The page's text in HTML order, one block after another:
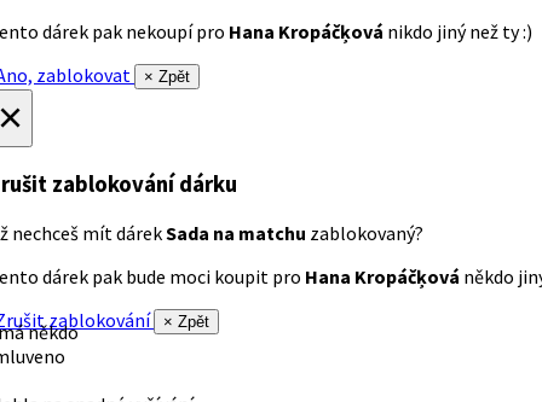
dárek pak nekoupí pro Hana Kropáčķová nikdo jiný než ty :)
zablokovat
× Zpět
zablokování dárku
nechceš mít dárekSada na matchu zablokovaný?
dárek pak bude moci koupit pro Hana Kropáčķová někdo
zablokování
× Zpět
někdo